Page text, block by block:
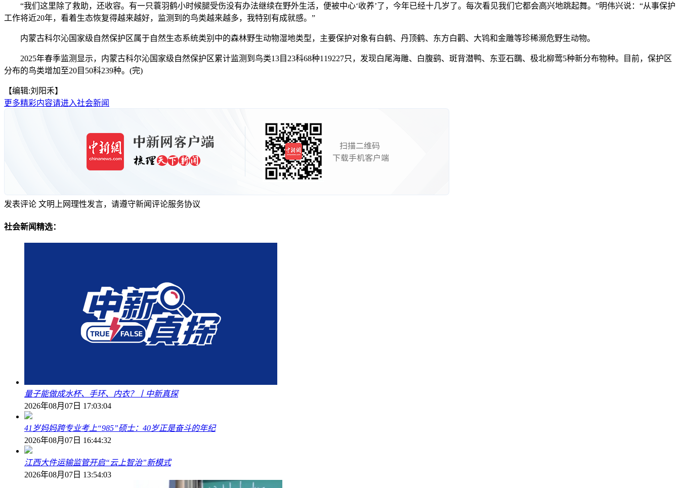
“我们这里除了救助，还收容。有一只蓑羽鹤小时候腿受伤没有办法继续在野外生活，便被中心‘收养’了，今年已经十几岁了。每次看见我们它都会高兴地跳起舞。”明伟兴说：“从事保护
工作将近20年，看着生态恢复得越来越好，监测到的鸟类越来越多，我特别有成就感。”
内蒙古科尔沁国家级自然保护区属于自然生态系统类别中的森林野生动物湿地类型，主要保护对象有白鹤、丹顶鹤、东方白鹳、大鸨和金雕等珍稀濒危野生动物。
2025年春季监测显示，内蒙古科尔沁国家级自然保护区累计监测到鸟类13目23科68种119227只，发现白尾海雕、白腹鹞、斑背潜鸭、东亚石䳭、极北柳莺5种新分布物种。目前，保护区
分布的鸟类增加至20目50科239种。(完)
【编辑:刘阳禾】
更多精彩内容请进入社会新闻
发表评论 文明上网理性发言，请遵守新闻评论服务协议
社会新闻精选：
量子能做成水杯、手环、内衣？丨中新真探
2026年08月07日 17:03:04
41岁妈妈跨专业考上“985”硕士：40岁正是奋斗的年纪
2026年08月07日 16:44:32
江西大件运输监管开启“云上智治”新模式
2026年08月07日 13:54:03